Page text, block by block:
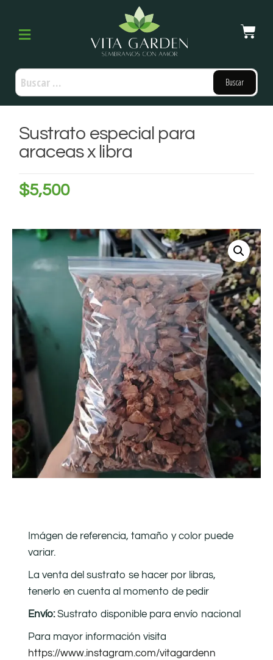
Sustrato especial para
araceas x libra
$5,500
Imágen de referencia, tamaño y color puede
variar.
La venta del sustrato se hacer por libras,
tenerlo en cuenta al momento de pedir
Envío:Sustrato disponible para envío nacional
Para mayor información visita
https://www.instagram.com/vitagardenn